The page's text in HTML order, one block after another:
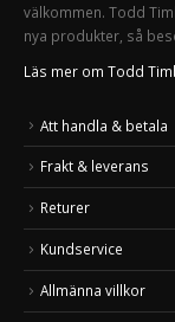
välkommen. Todd
nya produkter, så
Läs mer om Todd
Att handla & betala
Frakt & leverans
Returer
Kundservice
Allmänna villkor